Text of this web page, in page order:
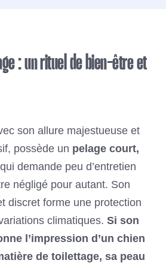
: un rituel de bien-être et
son allure majestueuse et
possède un pelage court,
demande peu d’entretien
négligé pour autant. Son
discret forme une protection
climatiques. Si son
l’impression d’un chien
de toilettage, sa peau